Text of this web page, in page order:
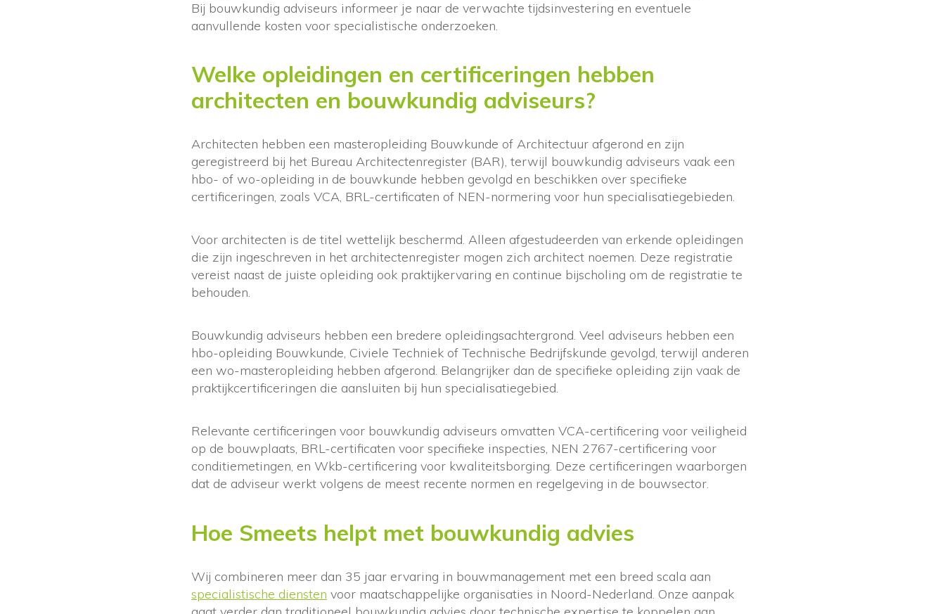
Bij bouwkundig adviseurs informeer je naar de verwachte tijdsinvestering en eventuele
aanvullende kosten voor specialistische onderzoeken.
Welke opleidingen en certificeringen hebben
architecten en bouwkundig adviseurs?
Architecten hebben een masteropleiding Bouwkunde of Architectuur afgerond en zijn
geregistreerd bij het Bureau Architectenregister (BAR), terwijl bouwkundig adviseurs vaak een
hbo- of wo-opleiding in de bouwkunde hebben gevolgd en beschikken over specifieke
certificeringen, zoals VCA, BRL-certificaten of NEN-normering voor hun specialisatiegebieden.
Voor architecten is de titel wettelijk beschermd. Alleen afgestudeerden van erkende opleidingen
die zijn ingeschreven in het architectenregister mogen zich architect noemen. Deze registratie
vereist naast de juiste opleiding ook praktijkervaring en continue bijscholing om de registratie te
behouden.
Bouwkundig adviseurs hebben een bredere opleidingsachtergrond. Veel adviseurs hebben een
hbo-opleiding Bouwkunde, Civiele Techniek of Technische Bedrijfskunde gevolgd, terwijl anderen
een wo-masteropleiding hebben afgerond. Belangrijker dan de specifieke opleiding zijn vaak de
praktijkcertificeringen die aansluiten bij hun specialisatiegebied.
Relevante certificeringen voor bouwkundig adviseurs omvatten VCA-certificering voor veiligheid
op de bouwplaats, BRL-certificaten voor specifieke inspecties, NEN 2767-certificering voor
conditiemetingen, en Wkb-certificering voor kwaliteitsborging. Deze certificeringen waarborgen
dat de adviseur werkt volgens de meest recente normen en regelgeving in de bouwsector.
Hoe Smeets helpt met bouwkundig advies
Wij combineren meer dan 35 jaar ervaring in bouwmanagement met een breed scala aan
specialistische diensten voor maatschappelijke organisaties in Noord-Nederland. Onze aanpak